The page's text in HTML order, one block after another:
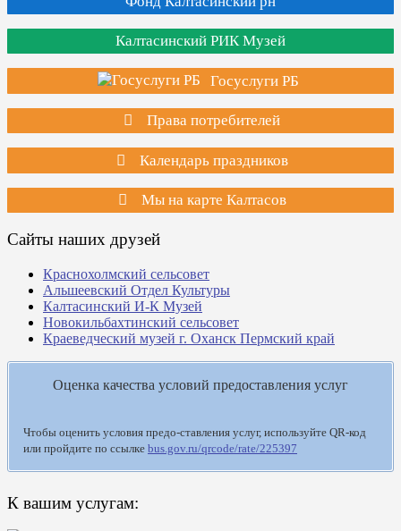
Калтасинский РИК Музей
Госуслуги РБ
Права потребителей
Календарь праздников
Мы на карте Калтасов
Сайты наших друзей
Краснохолмский сельсовет
Альшеевский Отдел Культуры
Калтасинский И-К Музей
Новокильбахтинский сельсовет
Краеведческий музей г. Оханск Пермский край
Оценка качества условий предоставления услуг
Чтобы оценить условия предо-ставления услуг, используйте QR-код
или пройдите по ссылке bus.gov.ru/qrcode/rate/225397
К вашим услугам: